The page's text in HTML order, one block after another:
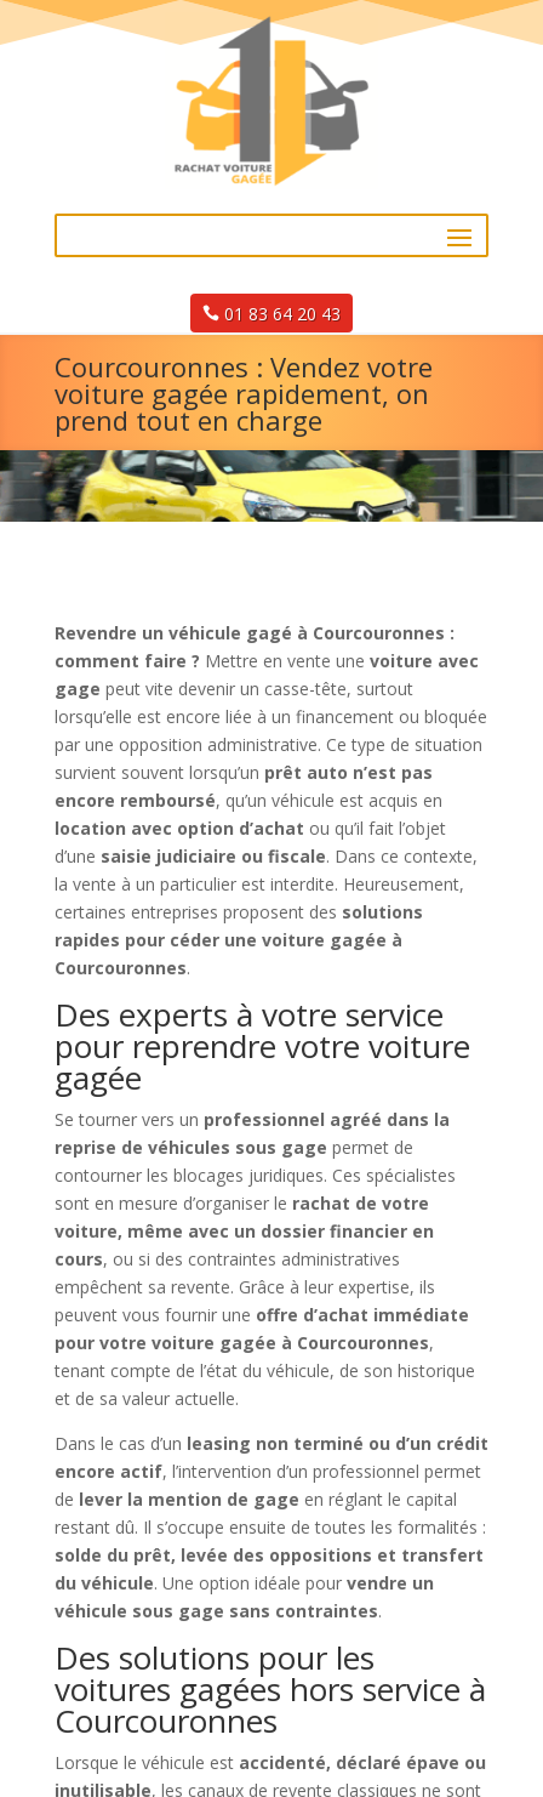
01 83 64 20 43
Courcouronnes : Vendez votre
voiture gagée rapidement, on
prend tout en charge
Revendre un véhicule gagé à Courcouronnes :
comment faire ? Mettre en vente une voiture avec
gage peut vite devenir un casse-tête, surtout
lorsqu’elle est encore liée à un financement ou bloquée
par une opposition administrative. Ce type de situation
survient souvent lorsqu’un prêt auto n’est pas
encore remboursé, qu’un véhicule est acquis en
location avec option d’achat ou qu’il fait l’objet
d’une saisie judiciaire ou fiscale. Dans ce contexte,
la vente à un particulier est interdite. Heureusement,
certaines entreprises proposent des solutions
rapides pour céder une voiture gagée à
Courcouronnes.
Des experts à votre service
pour reprendre votre voiture
gagée
Se tourner vers un professionnel agréé dans la
reprise de véhicules sous gage permet de
contourner les blocages juridiques. Ces spécialistes
sont en mesure d’organiser le rachat de votre
voiture, même avec un dossier financier en
cours, ou si des contraintes administratives
empêchent sa revente. Grâce à leur expertise, ils
peuvent vous fournir une offre d’achat immédiate
pour votre voiture gagée à Courcouronnes,
tenant compte de l’état du véhicule, de son historique
et de sa valeur actuelle.
Dans le cas d’un leasing non terminé ou d’un crédit
encore actif, l’intervention d’un professionnel permet
de lever la mention de gage en réglant le capital
restant dû. Il s’occupe ensuite de toutes les formalités :
solde du prêt, levée des oppositions et transfert
du véhicule. Une option idéale pour vendre un
véhicule sous gage sans contraintes.
Des solutions pour les
voitures gagées hors service à
Courcouronnes
Lorsque le véhicule est accidenté, déclaré épave ou
inutilisable, les canaux de revente classiques ne sont